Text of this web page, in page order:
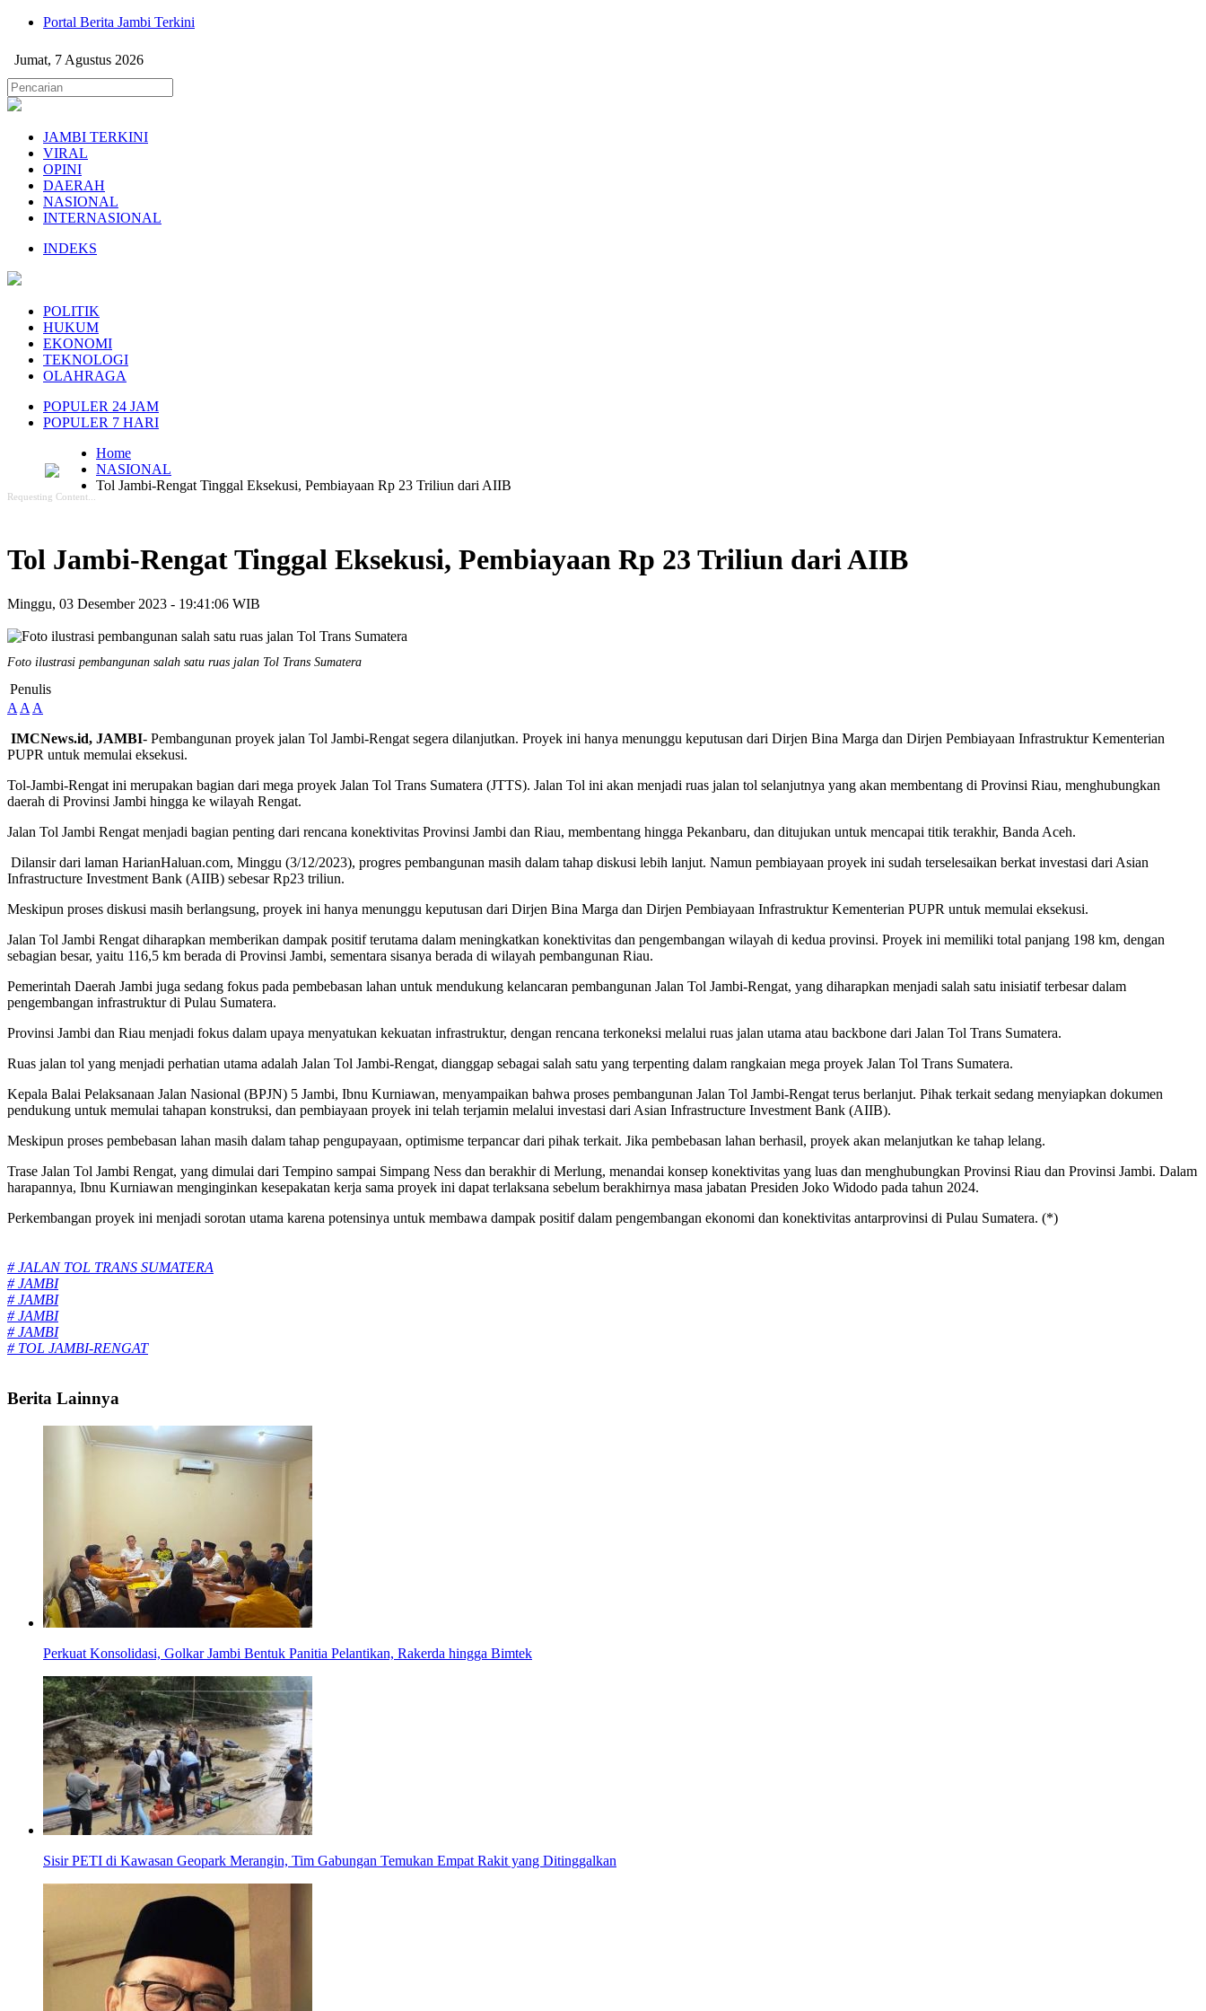
Portal Berita Jambi Terkini
Jumat, 7 Agustus 2026
JAMBI TERKINI
VIRAL
OPINI
DAERAH
NASIONAL
INTERNASIONAL
INDEKS
POLITIK
HUKUM
EKONOMI
TEKNOLOGI
OLAHRAGA
POPULER 24 JAM
POPULER 7 HARI
Requesting Content...
Home
NASIONAL
Tol Jambi-Rengat Tinggal Eksekusi, Pembiayaan Rp 23 Triliun dari AIIB
Tol Jambi-Rengat Tinggal Eksekusi, Pembiayaan Rp 23 Triliun dari AIIB
Minggu, 03 Desember 2023 - 19:41:06 WIB
Foto ilustrasi pembangunan salah satu ruas jalan Tol Trans Sumatera
Penulis
A A A
IMCNews.id, JAMBI- Pembangunan proyek jalan Tol Jambi-Rengat segera dilanjutkan. Proyek ini hanya menunggu keputusan dari Dirjen Bina Marga dan Dirjen Pembiayaan Infrastruktur Kementerian
PUPR untuk memulai eksekusi.
Tol-Jambi-Rengat ini merupakan bagian dari mega proyek Jalan Tol Trans Sumatera (JTTS). Jalan Tol ini akan menjadi ruas jalan tol selanjutnya yang akan membentang di Provinsi Riau, menghubungkan
daerah di Provinsi Jambi hingga ke wilayah Rengat.
Jalan Tol Jambi Rengat menjadi bagian penting dari rencana konektivitas Provinsi Jambi dan Riau, membentang hingga Pekanbaru, dan ditujukan untuk mencapai titik terakhir, Banda Aceh.
Dilansir dari laman HarianHaluan.com, Minggu (3/12/2023), progres pembangunan masih dalam tahap diskusi lebih lanjut. Namun pembiayaan proyek ini sudah terselesaikan berkat investasi dari Asian
Infrastructure Investment Bank (AIIB) sebesar Rp23 triliun.
Meskipun proses diskusi masih berlangsung, proyek ini hanya menunggu keputusan dari Dirjen Bina Marga dan Dirjen Pembiayaan Infrastruktur Kementerian PUPR untuk memulai eksekusi.
Jalan Tol Jambi Rengat diharapkan memberikan dampak positif terutama dalam meningkatkan konektivitas dan pengembangan wilayah di kedua provinsi. Proyek ini memiliki total panjang 198 km, dengan
sebagian besar, yaitu 116,5 km berada di Provinsi Jambi, sementara sisanya berada di wilayah pembangunan Riau.
Pemerintah Daerah Jambi juga sedang fokus pada pembebasan lahan untuk mendukung kelancaran pembangunan Jalan Tol Jambi-Rengat, yang diharapkan menjadi salah satu inisiatif terbesar dalam
pengembangan infrastruktur di Pulau Sumatera.
Provinsi Jambi dan Riau menjadi fokus dalam upaya menyatukan kekuatan infrastruktur, dengan rencana terkoneksi melalui ruas jalan utama atau backbone dari Jalan Tol Trans Sumatera.
Ruas jalan tol yang menjadi perhatian utama adalah Jalan Tol Jambi-Rengat, dianggap sebagai salah satu yang terpenting dalam rangkaian mega proyek Jalan Tol Trans Sumatera.
Kepala Balai Pelaksanaan Jalan Nasional (BPJN) 5 Jambi, Ibnu Kurniawan, menyampaikan bahwa proses pembangunan Jalan Tol Jambi-Rengat terus berlanjut. Pihak terkait sedang menyiapkan dokumen
pendukung untuk memulai tahapan konstruksi, dan pembiayaan proyek ini telah terjamin melalui investasi dari Asian Infrastructure Investment Bank (AIIB).
Meskipun proses pembebasan lahan masih dalam tahap pengupayaan, optimisme terpancar dari pihak terkait. Jika pembebasan lahan berhasil, proyek akan melanjutkan ke tahap lelang.
Trase Jalan Tol Jambi Rengat, yang dimulai dari Tempino sampai Simpang Ness dan berakhir di Merlung, menandai konsep konektivitas yang luas dan menghubungkan Provinsi Riau dan Provinsi Jambi. Dalam
harapannya, Ibnu Kurniawan menginginkan kesepakatan kerja sama proyek ini dapat terlaksana sebelum berakhirnya masa jabatan Presiden Joko Widodo pada tahun 2024.
Perkembangan proyek ini menjadi sorotan utama karena potensinya untuk membawa dampak positif dalam pengembangan ekonomi dan konektivitas antarprovinsi di Pulau Sumatera. (*)
# JALAN TOL TRANS SUMATERA
# JAMBI
# JAMBI
# JAMBI
# JAMBI
# TOL JAMBI-RENGAT
Berita Lainnya
Perkuat Konsolidasi, Golkar Jambi Bentuk Panitia Pelantikan, Rakerda hingga Bimtek
Sisir PETI di Kawasan Geopark Merangin, Tim Gabungan Temukan Empat Rakit yang Ditinggalkan